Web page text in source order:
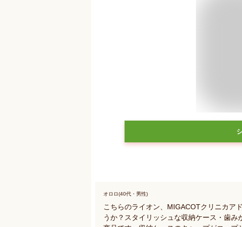
オロロ(40代・男性)
こちらのライオン、MIGACOTクリニカア
うか？スタイリッシュな収納ケース・歯